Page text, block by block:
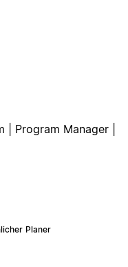
| Program Manager |
Planer